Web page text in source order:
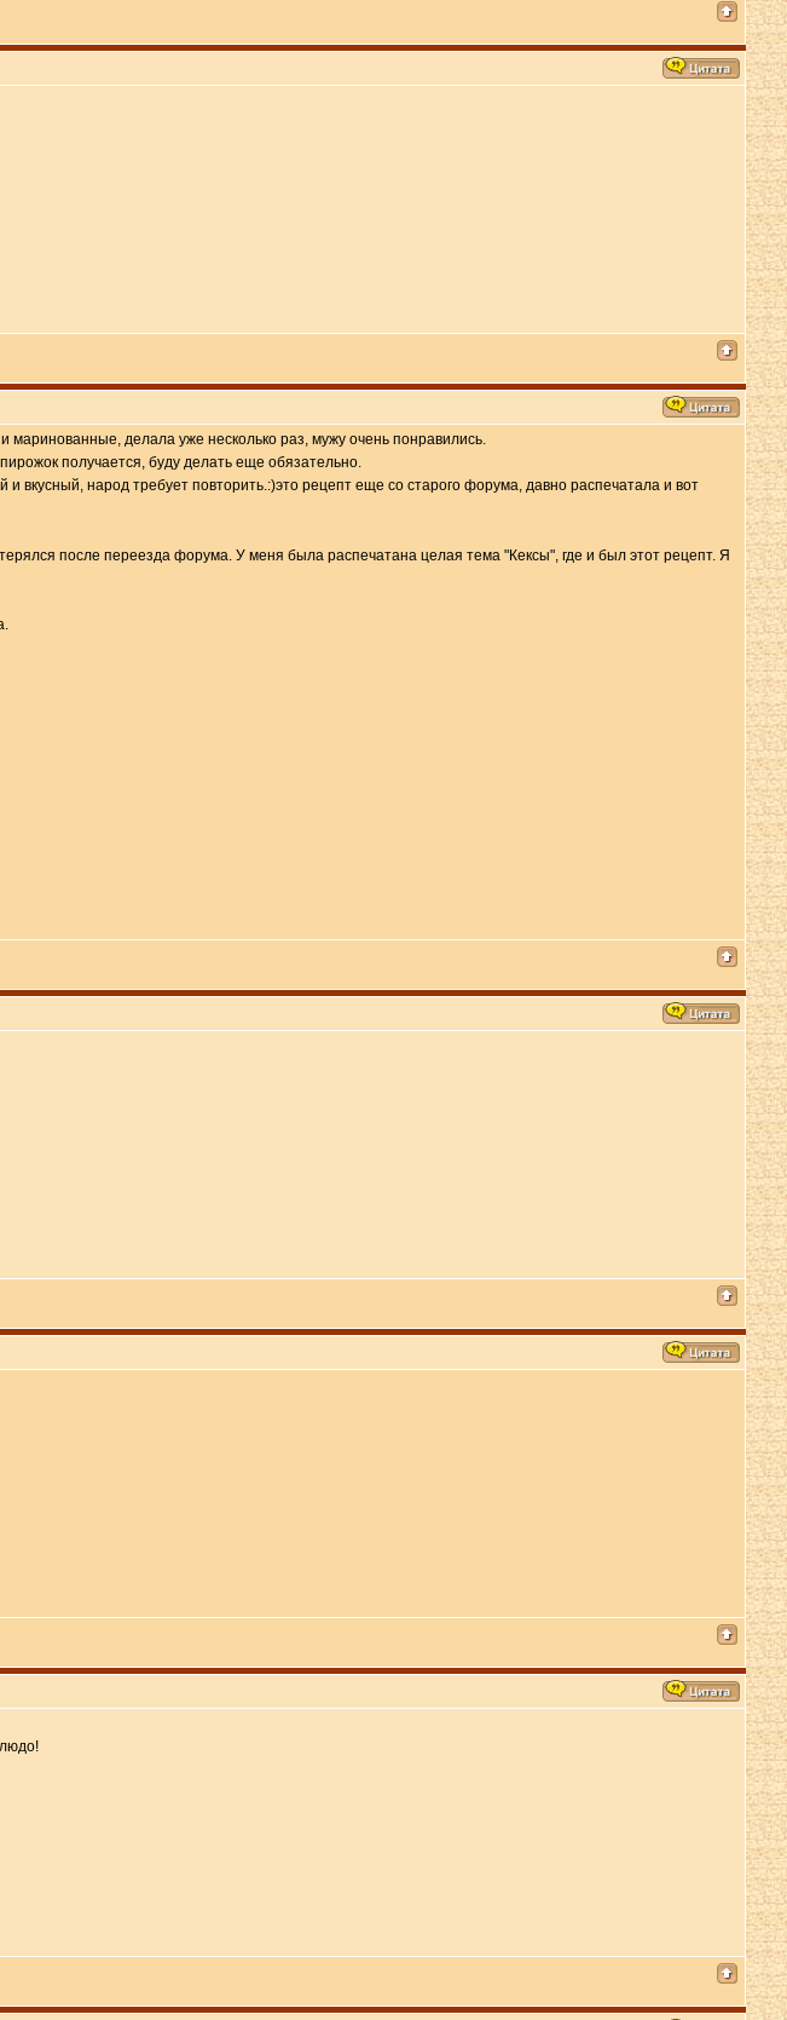
маринованные, делала уже несколько раз, мужу очень понравились.
получается, буду делать еще обязательно.
вкусный, народ требует повторить.:)это рецепт еще со старого форума, давно распечатала и вот
после переезда форума. У меня была распечатана целая тема "Кексы", где и был этот рецепт. Я